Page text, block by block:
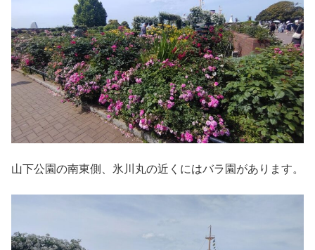
山下公園の南東側、氷川丸の近くにはバラ園があります。